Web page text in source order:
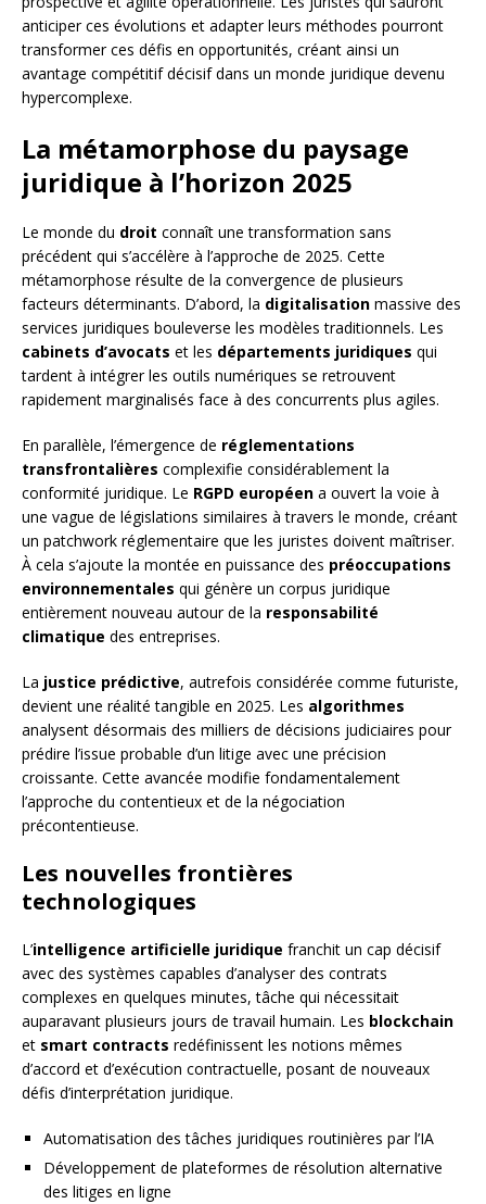
anticiper ces évolutions et adapter leurs méthodes pourront
transformer ces défis en opportunités, créant ainsi un
avantage compétitif décisif dans un monde juridique devenu
hypercomplexe.
La métamorphose du paysage
juridique à l’horizon 2025
Le monde du droit connaît une transformation sans
précédent qui s’accélère à l’approche de 2025. Cette
métamorphose résulte de la convergence de plusieurs
facteurs déterminants. D’abord, la digitalisation massive des
services juridiques bouleverse les modèles traditionnels. Les
cabinets d’avocats et les départements juridiques qui
tardent à intégrer les outils numériques se retrouvent
rapidement marginalisés face à des concurrents plus agiles.
En parallèle, l’émergence de réglementations
transfrontalières complexifie considérablement la
conformité juridique. Le RGPD européen a ouvert la voie à
une vague de législations similaires à travers le monde, créant
un patchwork réglementaire que les juristes doivent maîtriser.
À cela s’ajoute la montée en puissance des préoccupations
environnementales qui génère un corpus juridique
entièrement nouveau autour de la responsabilité
climatique des entreprises.
La justice prédictive, autrefois considérée comme futuriste,
devient une réalité tangible en 2025. Les algorithmes
analysent désormais des milliers de décisions judiciaires pour
prédire l’issue probable d’un litige avec une précision
croissante. Cette avancée modifie fondamentalement
l’approche du contentieux et de la négociation
précontentieuse.
Les nouvelles frontières
technologiques
L’intelligence artificielle juridique franchit un cap décisif
avec des systèmes capables d’analyser des contrats
complexes en quelques minutes, tâche qui nécessitait
auparavant plusieurs jours de travail humain. Les blockchain
et smart contracts redéfinissent les notions mêmes
d’accord et d’exécution contractuelle, posant de nouveaux
défis d’interprétation juridique.
Automatisation des tâches juridiques routinières par l’IA
Développement de plateformes de résolution alternative
des litiges en ligne